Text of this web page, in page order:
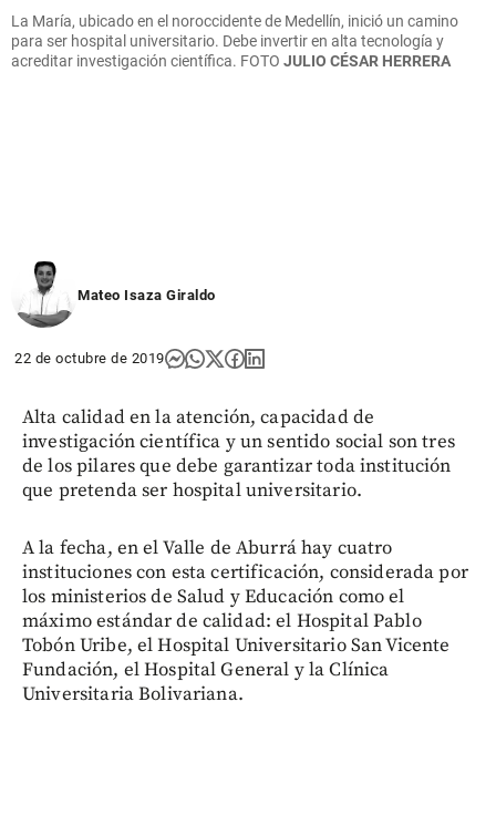
La María, ubicado en el noroccidente de Medellín, inició un camino
para ser hospital universitario. Debe invertir en alta tecnología y
acreditar investigación científica. FOTO JULIO CÉSAR HERRERA
Mateo Isaza Giraldo
22 de octubre de 2019
Alta calidad en la atención, capacidad de
investigación científica y un sentido social son tres
de los pilares que debe garantizar toda institución
que pretenda ser hospital universitario.
A la fecha, en el Valle de Aburrá hay cuatro
instituciones con esta certificación, considerada por
los ministerios de Salud y Educación como el
máximo estándar de calidad: el Hospital Pablo
Tobón Uribe, el Hospital Universitario San Vicente
Fundación, el Hospital General y la Clínica
Universitaria Bolivariana.